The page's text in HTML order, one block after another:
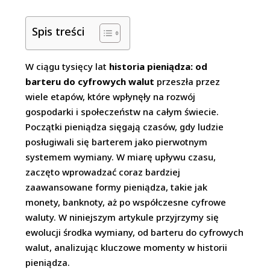
Spis treści
W ciągu tysięcy lat historia pieniądza: od
barteru do cyfrowych walut przeszła przez
wiele etapów, które wpłynęły na rozwój
gospodarki i społeczeństw na całym świecie.
Początki pieniądza sięgają czasów, gdy ludzie
posługiwali się barterem jako pierwotnym
systemem wymiany. W miarę upływu czasu,
zaczęto wprowadzać coraz bardziej
zaawansowane formy pieniądza, takie jak
monety, banknoty, aż po współczesne cyfrowe
waluty. W niniejszym artykule przyjrzymy się
ewolucji środka wymiany, od barteru do cyfrowych
walut, analizując kluczowe momenty w historii
pieniądza.